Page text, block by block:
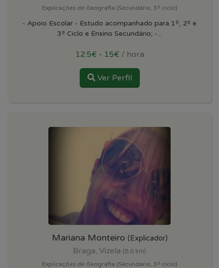
Explicações de Geografia (Secundário, 3º ciclo)
- Apoio Escolar - Estudo acompanhado para 1º, 2º e
3º Ciclo e Ensino Secundário; -...
12.5€ - 15€ / hora
Ver Perfil
Mariana Monteiro (Explicador)
Braga, Vizela (8.6 km)
Explicações de Geografia (Secundário, 3º ciclo)